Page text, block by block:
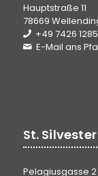
Hauptstraße 11
78669
+49 7426 1285
E-Mail ans
St.
Pelagiusgasse 2